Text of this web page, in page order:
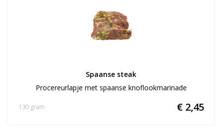
Spaanse steak
Procereurlapje met spaanse knoflookmarinade
€ 2,45
130 gram